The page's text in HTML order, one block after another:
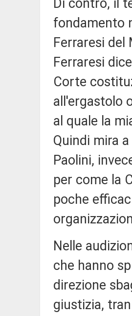
Di contro, il
fondamento
Ferraresi del
Ferraresi
Corte
all'ergastolo
al quale la
Quindi mira
Paolini,
per come la
poche
Nelle
che hanno
direzione
giustizia,